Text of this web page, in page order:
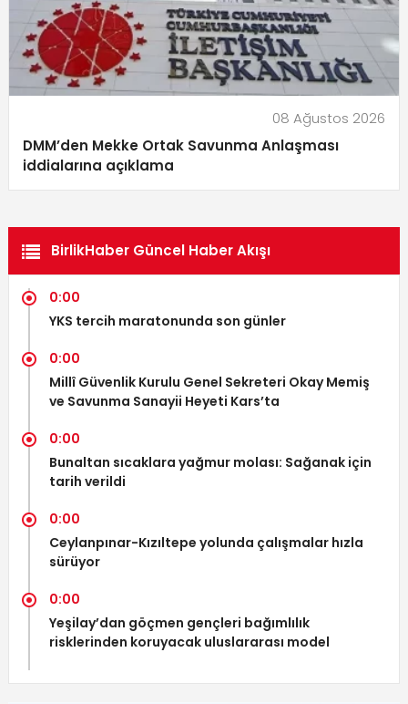
08 Ağustos 2026
DMM’den Mekke Ortak Savunma Anlaşması
iddialarına açıklama
BirlikHaber Güncel Haber Akışı
0:00
YKS tercih maratonunda son günler
0:00
Millî Güvenlik Kurulu Genel Sekreteri Okay Memiş
ve Savunma Sanayii Heyeti Kars’ta
0:00
Bunaltan sıcaklara yağmur molası: Sağanak için
tarih verildi
0:00
Ceylanpınar-Kızıltepe yolunda çalışmalar hızla
sürüyor
0:00
Yeşilay’dan göçmen gençleri bağımlılık
risklerinden koruyacak uluslararası model